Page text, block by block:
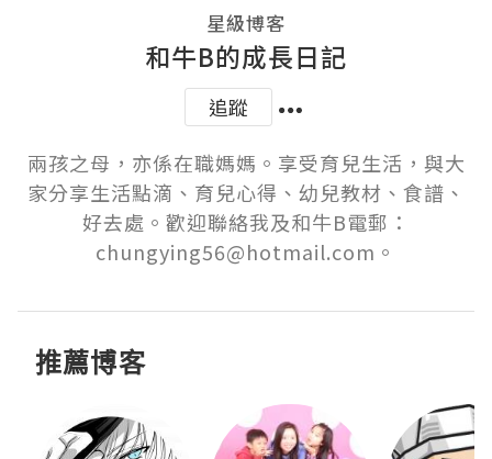
星級博客
和牛B的成長日記
追蹤
兩孩之母，亦係在職媽媽。享受育兒生活，與大
家分享生活點滴、育兒心得、幼兒教材、食譜、
好去處。歡迎聯絡我及和牛B電郵：
chungying56@hotmail.com。
推薦博客